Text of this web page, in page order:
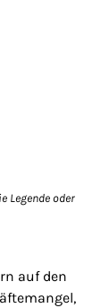
Legende oder
auf den